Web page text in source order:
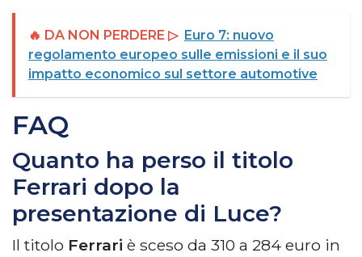
🔥 DA NON PERDERE ▷ Euro 7: nuovo
regolamento europeo sulle emissioni e il suo
impatto economico sul settore automotive
FAQ
Quanto ha perso il titolo
Ferrari dopo la
presentazione di Luce?
Il titolo Ferrari è sceso da 310 a 284 euro in